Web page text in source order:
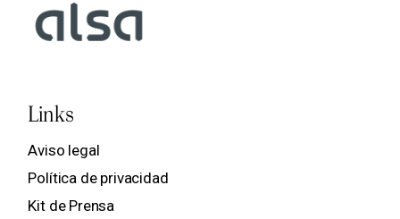
Links
Aviso legal
Política de privacidad
Kit de Prensa